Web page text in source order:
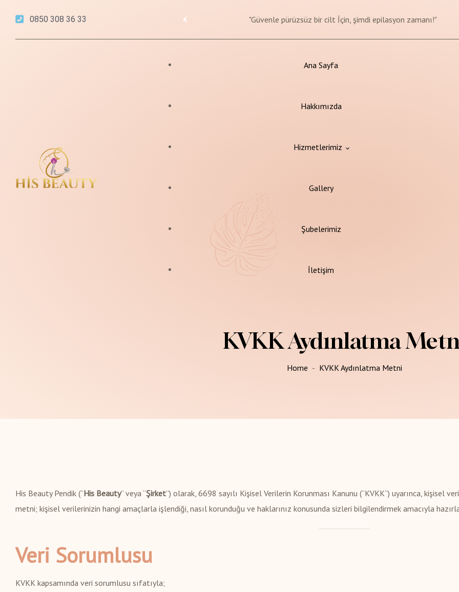
0850 308 36 33 Bu Ay'a %50'ye Varan İndirimler
"Güvenle pürüzsüz bir cilt İçin, şimdi epilasyon zamanı!"
"Her yaştan güzellik, cilt bakımıyla başlar!"
"Değişim başlasın, sağlıklı yaşam yolculuğunuz burada!"
Ana Sayfa
Hakkımızda
Hizmetlerimiz
Pendik Lazer Epilasyon
Cilt Bakımı Pendik
Zayıflama
Gallery
Şubelerimiz
İletişim
KVKK Aydınlatma
Home KVKK Aydınlatma Metni
His Beauty Pendik (“His Beauty” veya “Şirket”) olarak, 6698 sayılı Kişisel Verilerin Korunması Kanunu (“KVKK”) uyarınca, kişisel
metni; kişisel verilerinizin hangi amaçlarla işlendiği, nasıl korunduğu ve haklarınız konusunda sizleri bilgilendirmek amacıyla
Veri Sorumlusu
KVKK kapsamında veri sorumlusu sıfatıyla;